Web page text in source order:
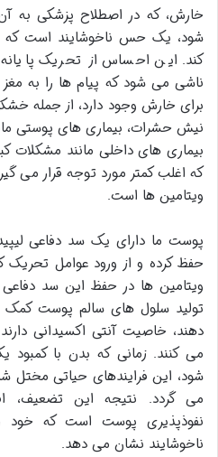
شود، یک حس ناخوشایند است که
کند. این احساس از تحریک
ناشی می شود که پیام ها را به
برای خارش وجود دارد، از جمله
نیش حشرات، بیماری های پوستی
بیماری های داخلی مانند مشکلات
که اغلب کمتر مورد توجه قرار می
ویتامین ها است.
پوست ما دارای یک سد دفاعی
حفظ کرده و از ورود عوامل تحریک
ویتامین ها در حفظ این سد
تولید سلول های سالم پوست کمک
دهند، خاصیت آنتی اکسیدانی
می کنند. زمانی که بدن با
شود، این فرایندهای حیاتی
می گردد. نتیجه این
نفوذپذیری پوست است که
ناخوشایند نشان می دهد.